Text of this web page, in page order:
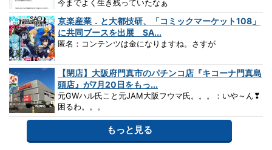
今までよく生き残っていたなぁ
京楽産業．と大都技研、「コミックマーケット108」
に共同ブースを出展 SA...
匿名：コンテンツは金になりますね。さすが
【閉店】大阪府門真市のパチンコ店『キコーナ門真島
頭店』が7月20日をもっ...
元GWハル氏こと元JAM大阪フウマ氏。。。：いや～ん❣
困るわ。。。
もっと見る